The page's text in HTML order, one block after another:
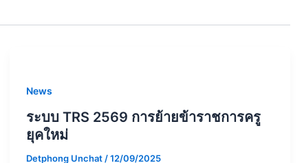
News
ระบบ TRS 2569 การย้ายข้าราชการครู
ยุคใหม่
Detphong Unchat /12/09/2025